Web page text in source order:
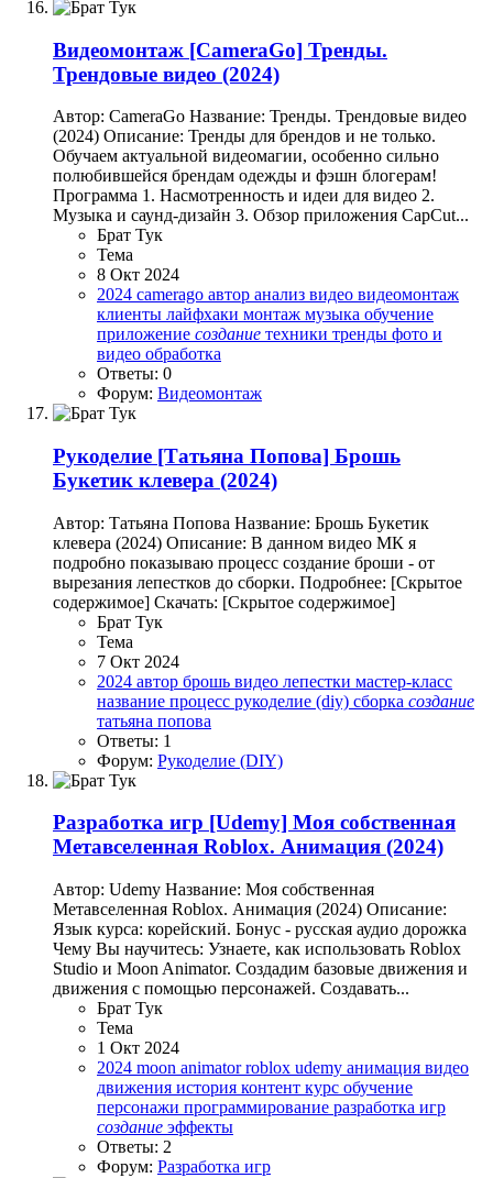
Видеомонтаж [CameraGo] Тренды.
Трендовые видео (2024)
Автор: CameraGo Название: Тренды. Трендовые видео
(2024) Описание: Тренды для брендов и не только.
Обучаем актуальной видеомагии, особенно сильно
полюбившейся брендам одежды и фэшн блогерам!
Программа 1. Насмотренность и идеи для видео 2.
Музыка и саунд-дизайн 3. Обзор приложения CapCut...
Брат Тук
Тема
8 Окт 2024
2024 camerago автор анализ видео видеомонтаж
клиенты лайфхаки монтаж музыка обучение
приложение создание техники тренды фото и
видео обработка
Ответы: 0
Форум: Видеомонтаж
Рукоделие [Татьяна Попова] Брошь
Букетик клевера (2024)
Автор: Татьяна Попова Название: Брошь Букетик
клевера (2024) Описание: В данном видео МК я
подробно показываю процесс создание броши - от
вырезания лепестков до сборки. Подробнее: [Скрытое
содержимое] Скачать: [Скрытое содержимое]
Брат Тук
Тема
7 Окт 2024
2024 автор брошь видео лепестки мастер-класс
название процесс рукоделие (diy) сборка создание
татьяна попова
Ответы: 1
Форум: Рукоделие (DIY)
Разработка игр [Udemy] Моя собственная
Метавселенная Roblox. Анимация (2024)
Автор: Udemy Название: Моя собственная
Метавселенная Roblox. Анимация (2024) Описание:
Язык курса: корейский. Бонус - русская аудио дорожка
Чему Вы научитесь: Узнаете, как использовать Roblox
Studio и Moon Animator. Создадим базовые движения и
движения с помощью персонажей. Создавать...
Брат Тук
Тема
1 Окт 2024
2024 moon animatorroblox udemy анимация видео
движения история контент курс обучение
персонажи программирование разработка игр
создание эффекты
Ответы: 2
Форум: Разработка игр